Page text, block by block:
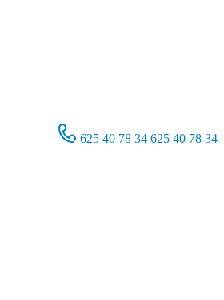
625 40 78 34 625 40 78 34